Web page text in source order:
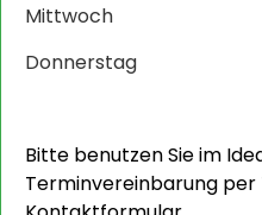
Mittwoch
Donnerstag
Bitte benutzen Sie im
Terminvereinbarung per